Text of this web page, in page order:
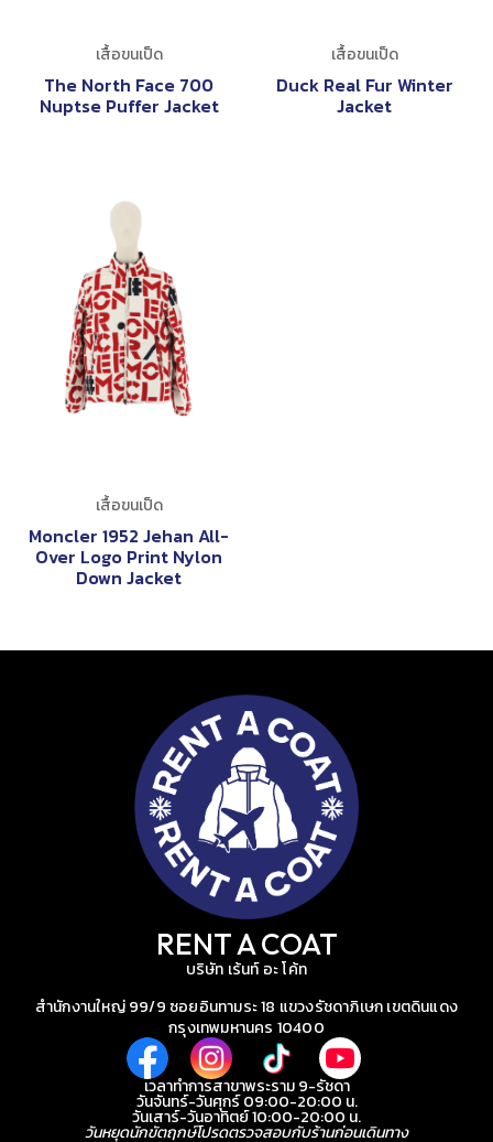
เสื้อขนเป็ด
The North Face 700
Nuptse Puffer Jacket
เสื้อขนเป็ด
Duck Real Fur Winter
Jacket
เสื้อขนเป็ด
Moncler 1952 Jehan All-
Over Logo Print Nylon
Down Jacket
RENT A COAT
บริษัท เร้นท์ อะ โค้ท
สำนักงานใหญ่ 99/9 ซอยอินทามระ 18 แขวงรัชดาภิเษก เขตดินแดง
กรุงเทพมหานคร 10400
เวลาทำการสาขาพระราม 9-รัชดา
วันจันทร์-วันศุกร์ 09:00-20:00 น.
วันเสาร์-วันอาทิตย์ 10:00-20:00 น.
วันหยุดนักขัตฤกษ์โปรดตรวจสอบกับร้านก่อนเดินทาง